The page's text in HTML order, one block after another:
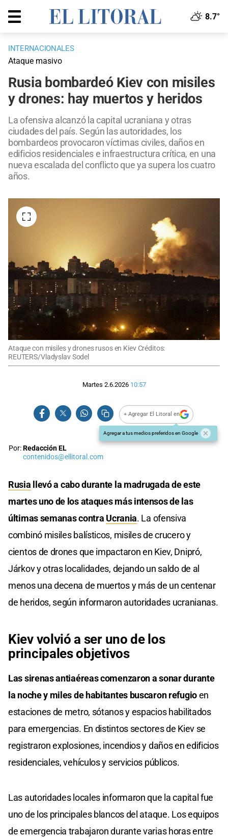
8.7°
INTERNACIONALES
Ataque masivo
Rusia bombardeó Kiev con misiles
y drones: hay muertos y heridos
La ofensiva alcanzó la capital ucraniana y otras
ciudades del país. Según las autoridades, los
bombardeos provocaron víctimas civiles, daños en
edificios residenciales e infraestructura crítica, en una
nueva escalada del conflicto que ya supera los cuatro
años.
Ataque con misiles y drones rusos en Kiev Créditos:
REUTERS/Vladyslav Sodel
Martes 2.6.2026 10:57
+ Agregar El Litoral en
Agregar a tus medios preferidos en Google
Por:Redacción EL
contenidos@ellitoral.com
Rusia llevó a cabo durante la madrugada de este
martes uno de los ataques más intensos de las
últimas semanas contra Ucrania. La ofensiva
combinó misiles balísticos, misiles de crucero y
cientos de drones que impactaron en Kiev, Dnipró,
Járkov y otras localidades, dejando un saldo de al
menos una decena de muertos y más de un centenar
de heridos, según informaron autoridades ucranianas.
Kiev volvió a ser uno de los
principales objetivos
Las sirenas antiaéreas comenzaron a sonar durante
la noche y miles de habitantes buscaron refugioen
estaciones de metro, sótanos y espacios habilitados
para emergencias. En distintos sectores de Kiev se
registraron explosiones, incendios y daños en edificios
residenciales, vehículos y servicios públicos.
Las autoridades locales informaron que la capital fue
uno de los principales blancos del ataque. Los equipos
de emergencia trabajaron durante varias horas entre